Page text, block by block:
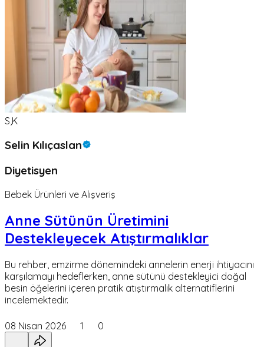
S,K
Selin Kılıçaslan
Diyetisyen
Bebek Ürünleri ve Alışveriş
Anne Sütünün Üretimini
Destekleyecek Atıştırmalıklar
Bu rehber, emzirme dönemindeki annelerin enerji ihtiyacını
karşılamayı hedeflerken, anne sütünü destekleyici doğal
besin öğelerini içeren pratik atıştırmalık alternatiflerini
incelemektedir.
08 Nisan 2026 1 0